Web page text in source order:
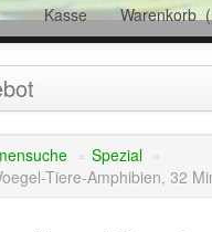
Kasse Warenkorb (
(12)
(22)
» Spezial »
Tiere-Amphibien, 32